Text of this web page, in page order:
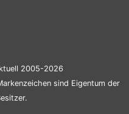
2005-2026
sind Eigentum der